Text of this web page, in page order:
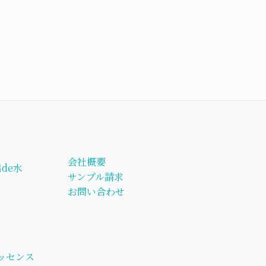
水
センス
会社概要
サンプル請求
お問い合わせ